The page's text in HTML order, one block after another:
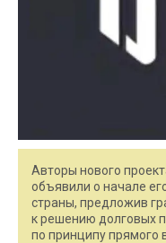
Авторы нового
объявили о начале
страны, предложив
к решению долговых
по принципу прямого